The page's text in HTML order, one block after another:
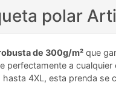
polar
de 300g/m² que
a
4XL, esta prenda